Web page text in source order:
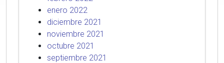
enero 2022
diciembre 2021
noviembre 2021
octubre 2021
septiembre 2021